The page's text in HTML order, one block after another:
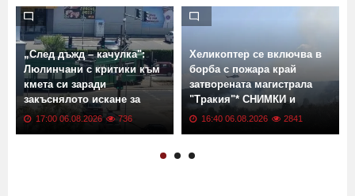
„След дъжд – качулка":
Люлинчани с критики към
кмета си заради
закъснялото искане за
ремонт
17:00 06.08.2026 736
Хеликоптер се включва в
борба с пожара край
затворената магистрала
"Тракия"* СНИМКИ и
ВИДЕО
16:40 06.08.2026 2841